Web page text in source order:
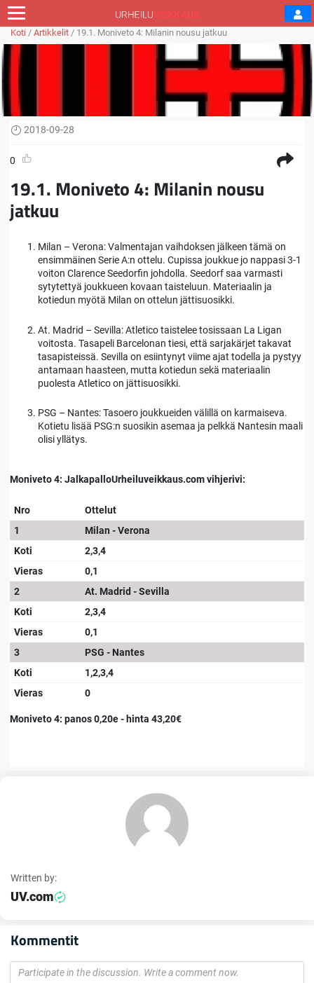
Koti / Artikkelit / 19.1. Moniveto 4: Milanin nousu jatkuu
2018-09-28
0
19.1. Moniveto 4: Milanin nousu
jatkuu
Milan – Verona: Valmentajan vaihdoksen jälkeen tämä on
ensimmäinen Serie A:n ottelu. Cupissa joukkue jo nappasi 3-1
voiton Clarence Seedorfin johdolla. Seedorf saa varmasti
sytytettyä joukkueen kovaan taisteluun. Materiaalin ja
kotiedun myötä Milan on ottelun jättisuosikki.
At. Madrid – Sevilla: Atletico taistelee tosissaan La Ligan
voitosta. Tasapeli Barcelonan tiesi, että sarjakärjet takavat
tasapisteissä. Sevilla on esiintynyt viime ajat todella ja pystyy
antamaan haasteen, mutta kotiedun sekä materiaalin
puolesta Atletico on jättisuosikki.
PSG – Nantes: Tasoero joukkueiden välillä on karmaiseva.
Kotietu lisää PSG:n suosikin asemaa ja pelkkä Nantesin maali
olisi yllätys.
Moniveto 4: JalkapalloUrheiluveikkaus.com vihjerivi:
Nro
Ottelut
1
Milan - Verona
Koti
2,3,4
Vieras
0,1
2
At. Madrid - Sevilla
Koti
2,3,4
Vieras
0,1
3
PSG - Nantes
Koti
1,2,3,4
Vieras
0
Moniveto 4: panos 0,20e - hinta 43,20€
Written by:
UV.com
Kommentit